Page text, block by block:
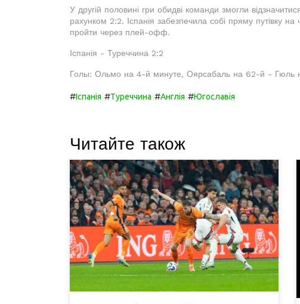
У другій половині гри обидві команди змогли
рахунком 2:2. Іспанія забезпечила собі пряму путівку на
пройти через плей-офф.
Іспанія - Туреччина 2:2
Голы: Ольмо на 4-й минуте, Оярсабаль на 62-й - Гюль
#Іспанія #Туреччина #Англія #Югославія
Читайте також